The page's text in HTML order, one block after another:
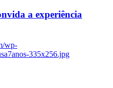
a experiência
wp-
335x256.jpg